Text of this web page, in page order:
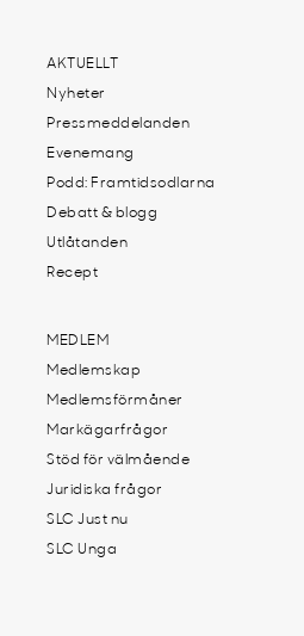
AKTUELLT
Nyheter
Pressmeddelanden
Evenemang
Podd: Framtidsodlarna
Debatt & blogg
Utlåtanden
Recept
MEDLEM
Medlemskap
Medlemsförmåner
Markägarfrågor
Stöd för välmående
Juridiska frågor
SLC Just nu
SLC Unga